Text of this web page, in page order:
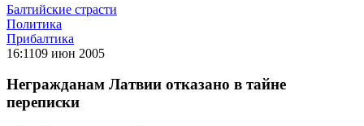
Балтийские страсти
Политика
Прибалтика
16:1109 июн 2005
Негражданам Латвии отказано в тайне
переписки